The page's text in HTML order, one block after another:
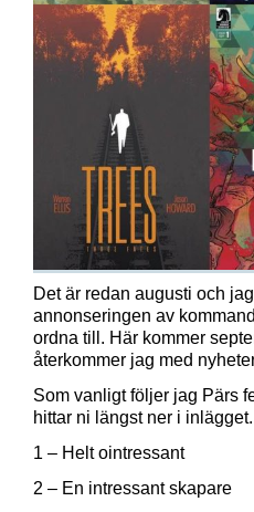
Det är redan augusti och
annonseringen av
ordna till. Här kommer
återkommer jag med
Som vanligt följer jag Pärs
hittar ni längst ner i inlägget.
1 – Helt ointressant
2 – En intressant skapare